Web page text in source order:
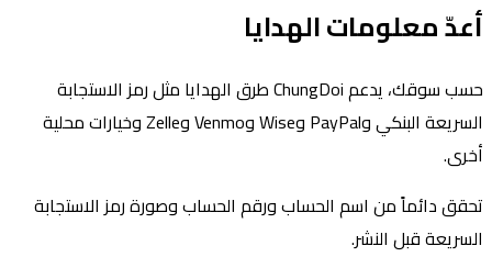
أعدّ معلومات الهدايا
حسب سوقك، يدعم ChungDoi طرق الهدايا مثل رمز الاستجابة
السريعة البنكي وPayPal وWise وVenmo وZelle وخيارات محلية
أخرى.
تحقق دائماً من اسم الحساب ورقم الحساب وصورة رمز الاستجابة
السريعة قبل النشر.